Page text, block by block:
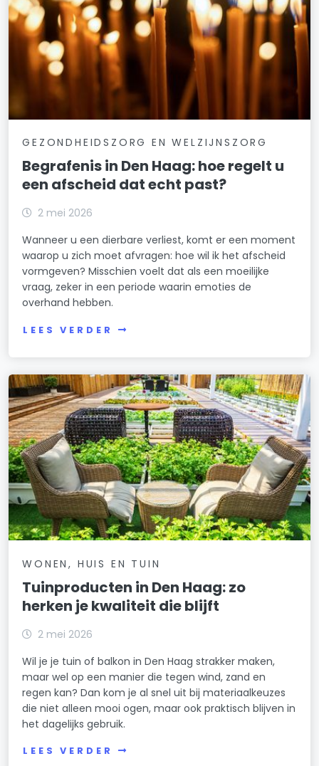
GEZONDHEIDSZORG EN WELZIJNSZORG
Begrafenis in Den Haag: hoe regelt u
een afscheid dat echt past?
2 mei 2026
Wanneer u een dierbare verliest, komt er een moment
waarop u zich moet afvragen: hoe wil ik het afscheid
vormgeven? Misschien voelt dat als een moeilijke
vraag, zeker in een periode waarin emoties de
overhand hebben.
LEES VERDER
WONEN, HUIS EN TUIN
Tuinproducten in Den Haag: zo
herken je kwaliteit die blijft
2 mei 2026
Wil je je tuin of balkon in Den Haag strakker maken,
maar wel op een manier die tegen wind, zand en
regen kan? Dan kom je al snel uit bij materiaalkeuzes
die niet alleen mooi ogen, maar ook praktisch blijven in
het dagelijks gebruik.
LEES VERDER